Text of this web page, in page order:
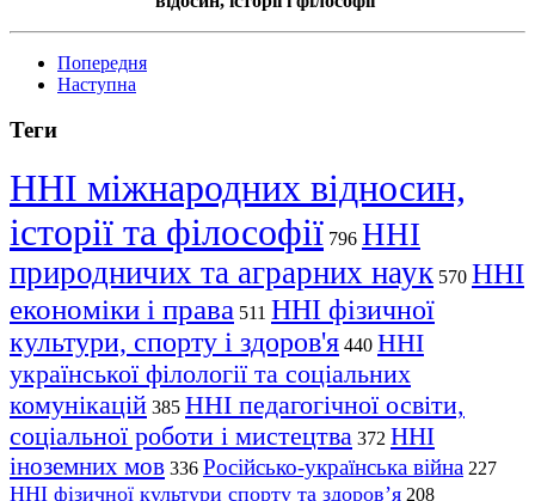
Попередня
Наступна
Теги
ННІ міжнародних відносин,
історії та філософії 796 ННІ
природничих та аграрних наук 570 ННІ
економіки і права 511 ННІ фізичної
культури, спорту і здоров'я 440 ННІ
української філології та соціальних
комунікацій 385 ННІ педагогічної освіти,
соціальної роботи і мистецтва 372 ННІ
іноземних мов 336 Російсько-українська війна 227
ННІ фізичної культури спорту та здоров’я 208